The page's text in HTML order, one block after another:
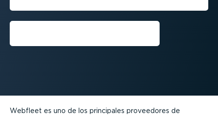
Webfleet es uno de los principales proveedores de